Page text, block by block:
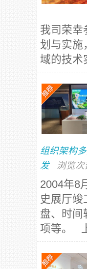
我司荣幸
划与实施
域的技术
组织架构
发
浏览
2004年8
史展厅竣
盘、时间
项等。